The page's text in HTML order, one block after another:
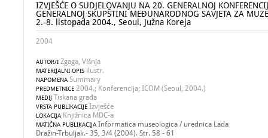
IZVJEŠĆE O SUDJELOVANJU NA 20. GENERALNOJ
GENERALNOJ SKUPŠTINI MEĐUNARODNOG SAVJETA ZA
2.-8. listopada 2004., Seoul, Južna Koreja
2004
AUTOR/I Zgaga, Višnja
MATERIJALNI OPIS ilustr.
NAPOMENA Summary
PREDMETNICE 2004.; Konferencija; ICOM (Seoul, 2004.)
MEDIJ Tiskana građa
VRSTA PUBLIKACIJE Izvješće
LOKACIJA Knjižnica MDC-a
MATIČNA PUBLIKACIJA Informatica museologica / urednica Lada
Dražin-Trbuljak.- 35, 3/4 (2004). Str. 58 - 61